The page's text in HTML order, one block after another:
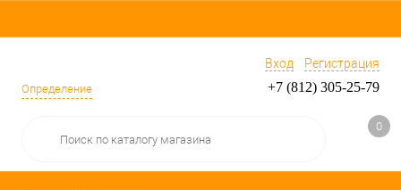
Определение
Вход Регистрация
+7 (812) 305-25-79
0